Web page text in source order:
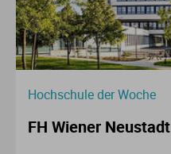
Hochschule der Woche
FH Wiener Neustadt